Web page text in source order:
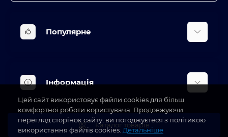
Популярне
Кліматична техніка
Аксесуари та насадки
Будинок, сад, город
Косметичні прилади
Інформація
Доставка
Про магазин
Каталог товарів
Цей сайт використовує файли cookies для більш
комфортної роботи користувача. Продовжуючи
перегляд сторінок сайту, ви погоджуєтеся з політикою
використання файлів cookies. Детальніше